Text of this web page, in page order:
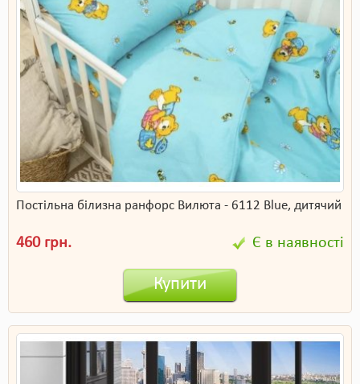
Постільна білизна ранфорс Вилюта - 6112 Blue, дитячий
460 грн. Є в наявності
Купити